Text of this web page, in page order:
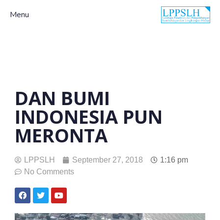
Menu
DAN BUMI
INDONESIA PUN
MERONTA
LPPSLH September 27, 2018
1:16 pm
No Comments